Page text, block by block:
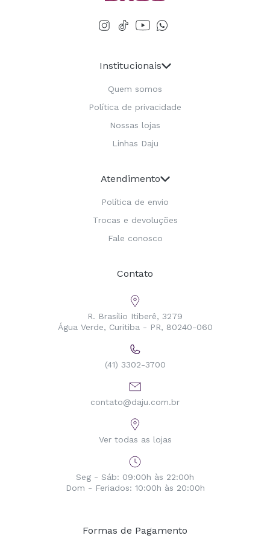
Institucionais
Quem somos
Política de privacidade
Nossas lojas
Linhas Daju
Atendimento
Política de envio
Trocas e devoluções
Fale conosco
Contato
R. Brasílio Itiberê, 3279
Água Verde, Curitiba - PR, 80240-060
(41) 3302-3700
contato@daju.com.br
Ver todas as lojas
Seg - Sáb: 09:00h às 22:00h
Dom - Feriados: 10:00h às 20:00h
Formas de Pagamento